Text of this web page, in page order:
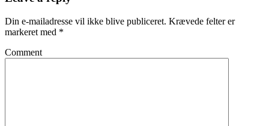
Din e-mailadresse vil ikke blive publiceret. Krævede felter er
markeret med *
Comment